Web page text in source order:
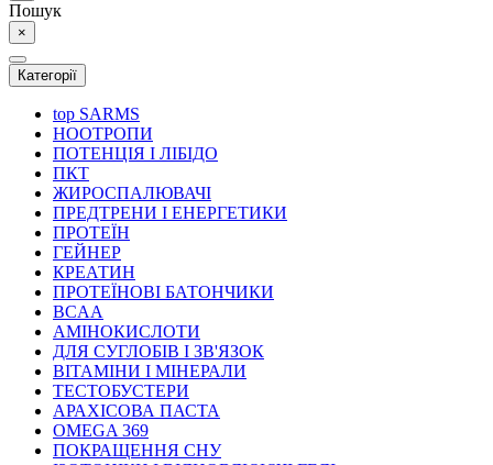
Пошук
×
Категорії
top SARMS
НООТРОПИ
ПОТЕНЦІЯ І ЛІБІДО
ПКТ
ЖИРОСПАЛЮВАЧІ
ПРЕДТРЕНИ І ЕНЕРГЕТИКИ
ПРОТЕЇН
ГЕЙНЕР
КРЕАТИН
ПРОТЕЇНОВІ БАТОНЧИКИ
BCAA
АМІНОКИСЛОТИ
ДЛЯ СУГЛОБІВ І ЗВ'ЯЗОК
ВІТАМІНИ І МІНЕРАЛИ
ТЕСТОБУСТЕРИ
АРАХІСОВА ПАСТА
OMEGA 369
ПОКРАЩЕННЯ СНУ